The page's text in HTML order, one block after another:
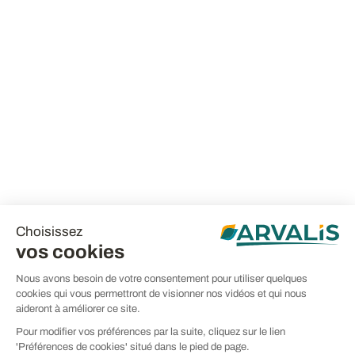
Choisissez
vos cookies
Nous avons besoin de votre consentement pour utiliser quelques
cookies qui vous permettront de visionner nos vidéos et qui nous
aideront à améliorer ce site.
Pour modifier vos préférences par la suite, cliquez sur le lien
'Préférences de cookies' situé dans le pied de page.